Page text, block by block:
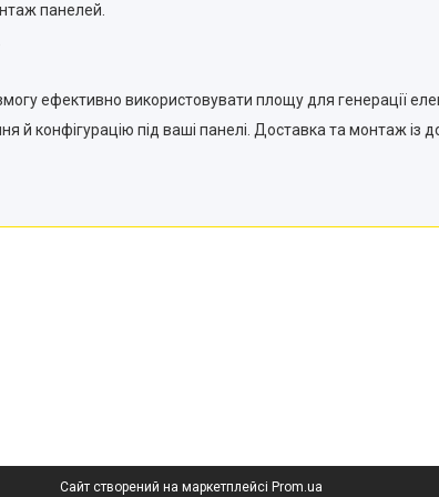
панелей.
ефективно використовувати площу для генерації
конфігурацію під ваші панелі. Доставка та монтаж із
Сайт створений на маркетплейсі Prom.ua